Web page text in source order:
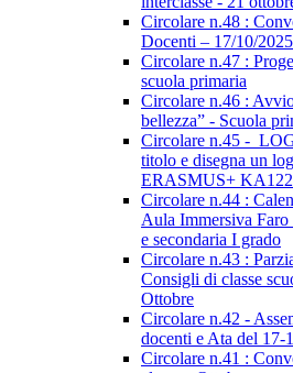
Circolare n.48 :
Docenti – 17/10/2025
Circolare n.47 :
scuola primaria
Circolare n.46 :
bellezza” - Scuola
Circolare n.45 -
titolo e disegna un
ERASMUS+
Circolare n.44 :
Aula Immersiva
e secondaria I grado
Circolare n.43 :
Consigli di classe
Ottobre
Circolare n.42 -
docenti e Ata del 17-
Circolare n.41 :